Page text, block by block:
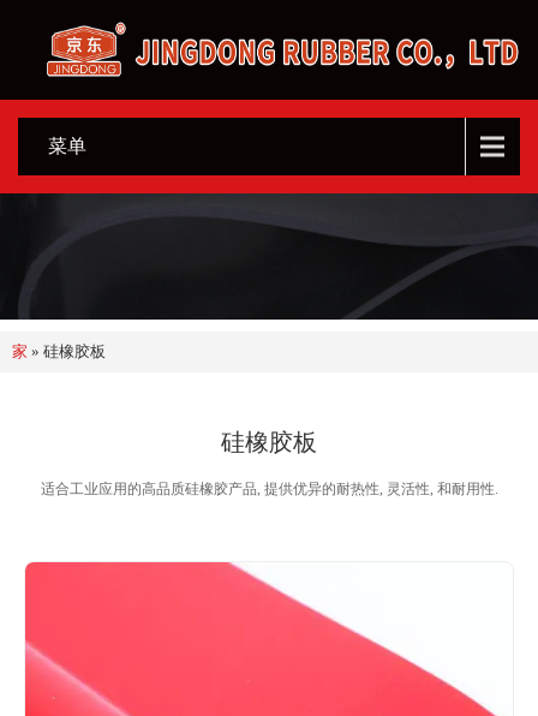
菜单
家 » 硅橡胶板
硅橡胶板
适合工业应用的高品质硅橡胶产品, 提供优异的耐热性, 灵活性, 和耐用性.